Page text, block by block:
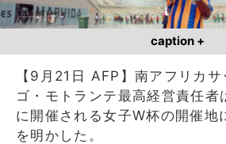
caption +
【9月21日 AFP】南アフリカ
ゴ・モトランテ最高経営責任
に開催される女子W杯の開催地
を明かした。